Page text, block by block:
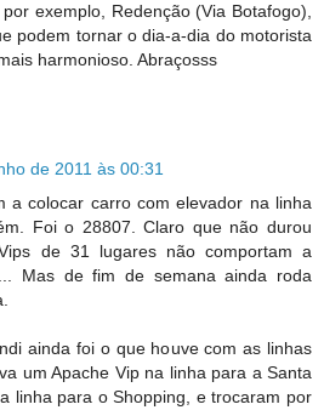
exemplo, Redenção (Via Botafogo),
podem tornar o dia-a-dia do motorista
harmonioso. Abraçosss
de 2011 às 00:31
a colocar carro com elevador na linha
Foi o 28807. Claro que não durou
de 31 lugares não comportam a
Mas de fim de semana ainda roda
ainda foi o que houve com as linhas
um Apache Vip na linha para a Santa
linha para o Shopping, e trocaram por